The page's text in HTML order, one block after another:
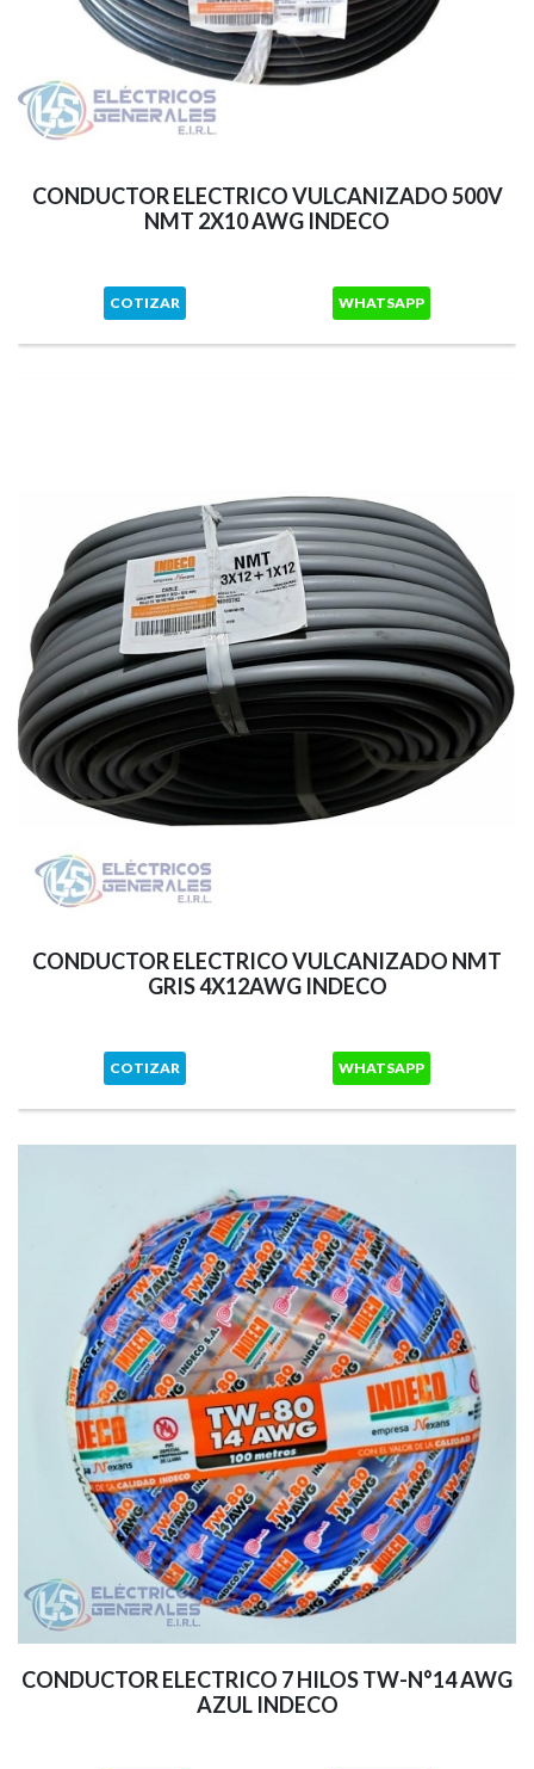
CONDUCTOR ELECTRICO VULCANIZADO 500V
NMT 2X10 AWG INDECO
COTIZAR WHATSAPP
CONDUCTOR ELECTRICO VULCANIZADO NMT
GRIS 4X12AWG INDECO
COTIZAR WHATSAPP
CONDUCTOR ELECTRICO 7 HILOS TW-N°14 AWG
AZUL INDECO